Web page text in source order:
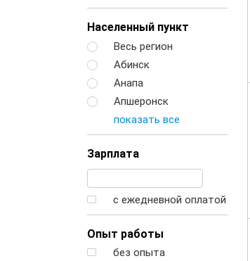
Населенный пункт
Весь регион
Абинск
Анапа
Апшеронск
показать все
Зарплата
с ежедневной оплатой
Опыт работы
без опыта